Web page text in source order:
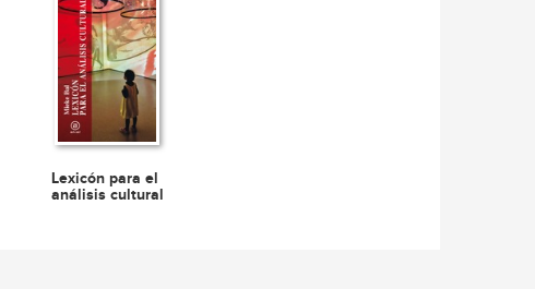
Lexicón para el
análisis cultural